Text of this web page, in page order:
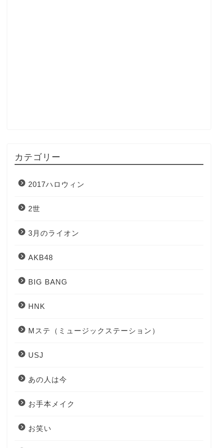
カテゴリー
2017ハロウィン
2世
3月のライオン
AKB48
BIG BANG
HNK
Mステ（ミュージックステーション）
USJ
あの人は今
お手本メイク
お笑い